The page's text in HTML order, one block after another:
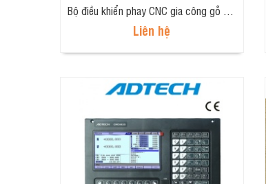
Liên hệ